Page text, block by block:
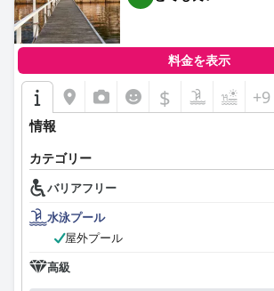
は、モーテルと居酒屋の両方で優れた顧客サー
ており、その親しみやすさと親切さで肯定的
駐車場もまた、客室のすぐ外に十分な無料駐車
で強調されています。この利便性は、モーテル
ションと相まって、大型車をお持ちの方や車椅
必要な方など、さまざまな駐車ニーズを持つ旅
的な選択肢となっています。
要するに、 は、理想的なロケーション、フレン
た機能を備えた、清潔で快適で便利な滞在を提
料金を表示
$ +9
情報
カテゴリー
バリアフリー
水泳プール
屋外プール
高級